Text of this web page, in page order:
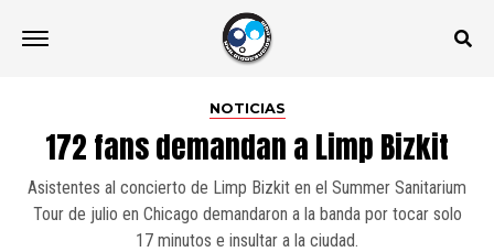
NOTICIAS
172 fans demandan a Limp Bizkit
Asistentes al concierto de Limp Bizkit en el Summer Sanitarium
Tour de julio en Chicago demandaron a la banda por tocar solo
17 minutos e insultar a la ciudad.